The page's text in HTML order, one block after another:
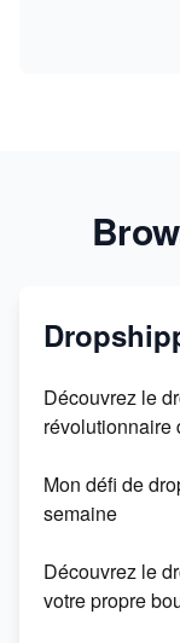
Découvrez le
révolutionnaire
Mon défi de
semaine
Découvrez le
votre propre